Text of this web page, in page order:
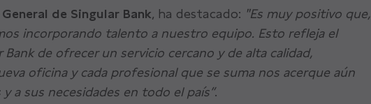
de Singular Bank, ha destacado: "Es muy positivo que,
incorporando talento a nuestro equipo. Esto refleja el
Bank de ofrecer un servicio cercano y de alta calidad,
oficina y cada profesional que se suma nos acerque aún
a sus necesidades en todo el país”.